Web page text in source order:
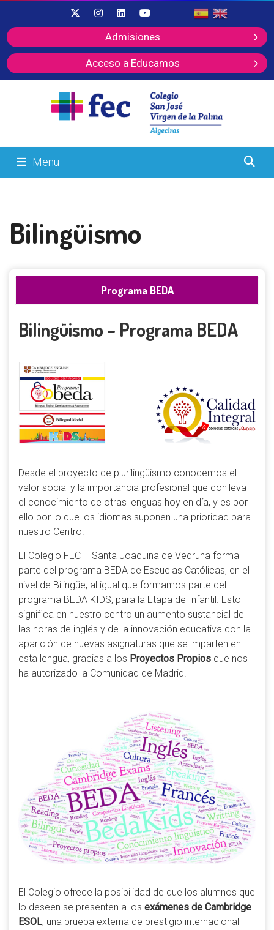
Admisiones
Acceso a Educamos
Menu
Bilingüismo
Programa BEDA
Bilingüismo – Programa BEDA
Desde el proyecto de plurilingüismo conocemos el
valor social y la importancia profesional que conlleva
el conocimiento de otras lenguas hoy en día, y es por
ello por lo que los idiomas suponen una prioridad para
nuestro Centro.
El Colegio FEC – Santa Joaquina de Vedruna forma
parte del programa BEDA de Escuelas Católicas, en el
nivel de Bilingüe, al igual que formamos parte del
programa BEDA KIDS, para la Etapa de Infantil. Esto
significa en nuestro centro un aumento sustancial de
las horas de inglés y de la innovación educativa con la
aparición de nuevas asignaturas que se imparten en
esta lengua, gracias a los Proyectos Propios que nos
ha autorizado la Comunidad de Madrid.
El Colegio ofrece la posibilidad de que los alumnos que
lo deseen se presenten a los exámenes de Cambridge
ESOL, una prueba externa de prestigio internacional